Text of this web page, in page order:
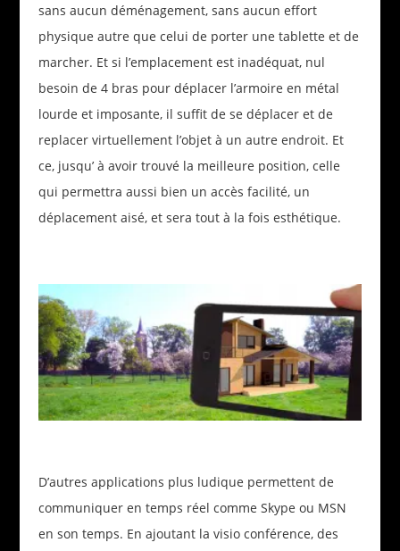
sans aucun déménagement, sans aucun effort
physique autre que celui de porter une tablette et de
marcher. Et si l’emplacement est inadéquat, nul
besoin de 4 bras pour déplacer l’armoire en métal
lourde et imposante, il suffit de se déplacer et de
replacer virtuellement l’objet à un autre endroit. Et
ce, jusqu’ à avoir trouvé la meilleure position, celle
qui permettra aussi bien un accès facilité, un
déplacement aisé, et sera tout à la fois esthétique.
D’autres applications plus ludique permettent de
communiquer en temps réel comme Skype ou MSN
en son temps. En ajoutant la visio conférence, des